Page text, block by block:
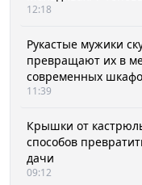
12:18
Рукастые мужики
превращают их в
современных
11:39
Крышки от
способов
дачи
09:12